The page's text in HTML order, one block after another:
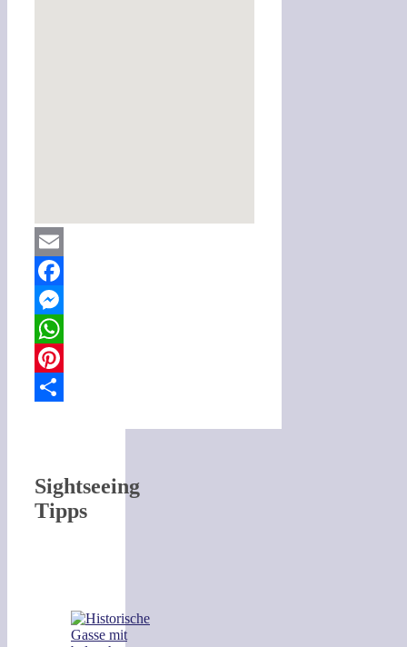
Email
Facebook
Messenger
WhatsApp
Pinterest
Sightseeing
Tipps